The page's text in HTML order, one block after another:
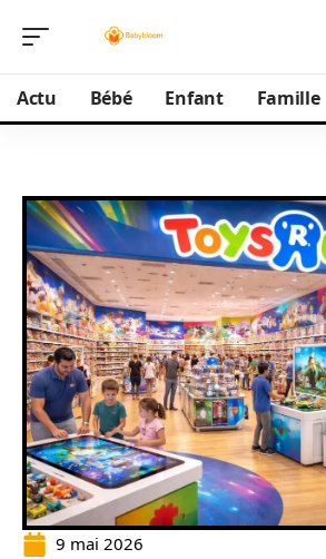
Actu Bébé Enfant Famille
9 mai 2026